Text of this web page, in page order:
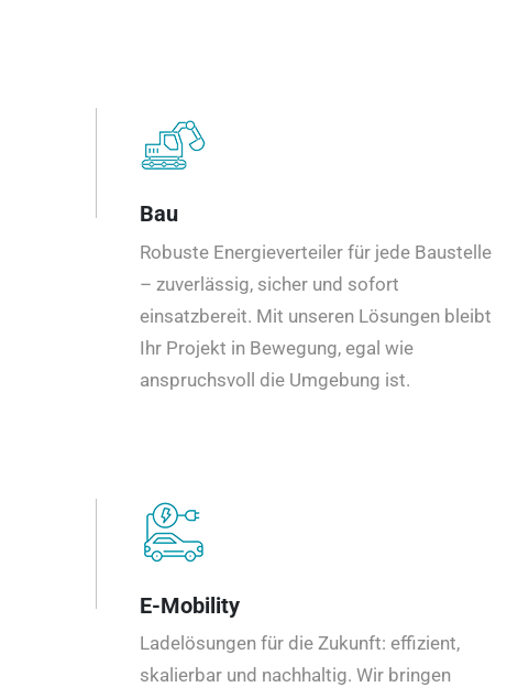
Bau
Robuste Energieverteiler für jede Baustelle
– zuverlässig, sicher und sofort
einsatzbereit. Mit unseren Lösungen bleibt
Ihr Projekt in Bewegung, egal wie
anspruchsvoll die Umgebung ist.
E-Mobility
Ladelösungen für die Zukunft: effizient,
skalierbar und nachhaltig. Wir bringen